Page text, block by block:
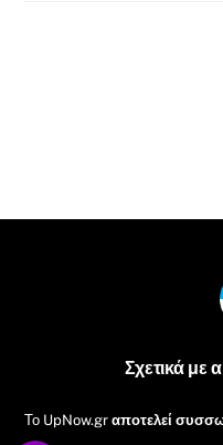
Σχετικά με
Το UpNow.grαποτελεί